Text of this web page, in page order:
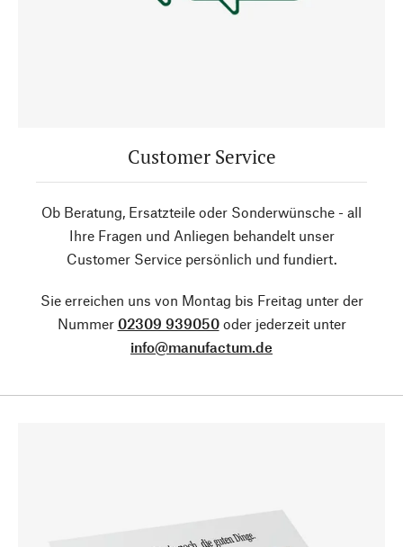
Customer Service
Ob Beratung, Ersatzteile oder Sonderwünsche - all
Ihre Fragen und Anliegen behandelt unser
Customer Service persönlich und fundiert.
Sie erreichen uns von Montag bis Freitag unter der
Nummer 02309 939050oder jederzeit unter
info@manufactum.de